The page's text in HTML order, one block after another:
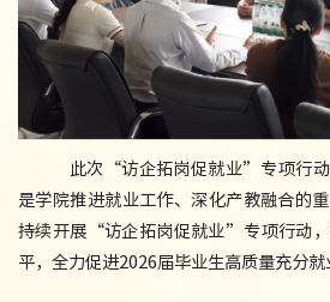
此次“访企拓岗促就业”专项行动
是学院推进就业工作、深化产教融合的
持续开展“访企拓岗促就业”专项行动
平，全力促进2026届毕业生高质量充分就